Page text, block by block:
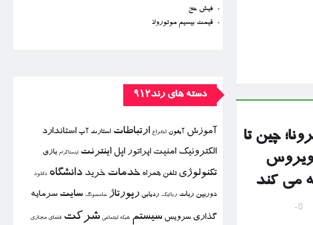
چین تا
ویروس
می کند
0
فیش حج
قیمت بیسیم موتورولا
دسته های رند912
آموزش آیفون اختراع ارتباطات استارت آپ استاندارد
الكترونیك امنیت اپراتور اپل اینترنت اینستاگرام بازی
تكنولوژی تلفن همراه خدمات خرید دانشگاه دانلود
دوربین ربات رباتیك ردیابی رپورتاژ سامسونگ سایت سرمایه
گذاری سرویس سیستم شبكه اجتماعی شركت فضای مجازی